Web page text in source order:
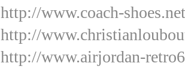
http://www.coach-shoes.net
http://
http://www.airjordan-